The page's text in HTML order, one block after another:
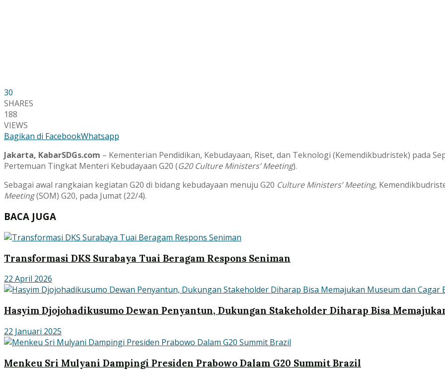
30
SHARES
188
VIEWS
Bagikan di FacebookWhatsapp
Jakarta, KabarSDGs.com – Kementerian Pendidikan, Kebudayaan, Riset, dan Teknologi (Kemendikbudristek) pada
Pertemuan Tingkat Menteri Kebudayaan G20 (G20 Culture Ministers’ Meeting).
Sebagai awal rangkaian kegiatan G20 di bidang kebudayaan menuju G20 Culture Ministers’ Meeting,
Meeting(SOM) G20, pada Jumat (22/4).
BACA JUGA
Transformasi DKS Surabaya Tuai Beragam Respons Seniman
22 April 2026
Hasyim Djojohadikusumo Dewan Penyantun, Dukungan Stakeholder Diharap Bisa
22 Januari 2025
Menkeu Sri Mulyani Dampingi Presiden Prabowo Dalam G20 Summit Brazil